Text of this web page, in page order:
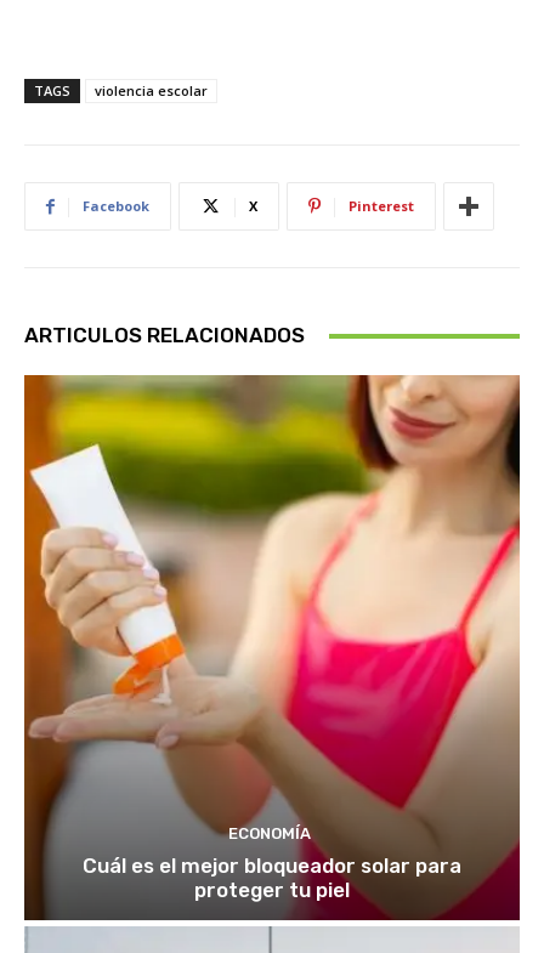
TAGS violencia escolar
Facebook X Pinterest
ARTICULOS RELACIONADOS
ECONOMÍA
Cuál es el mejor bloqueador solar para
proteger tu piel